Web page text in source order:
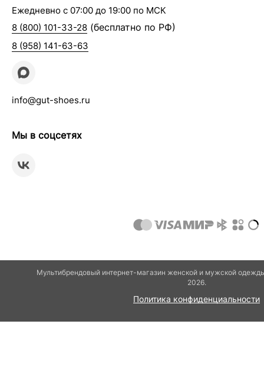
Ежедневно с 07:00 до 19:00 по МСК
8 (800) 101-33-28 (бесплатно по РФ)
8 (958) 141-63-63
info@gut-shoes.ru
Мы в соцсетях
Мультибрендовый интернет-магазин женской и мужской
2026.
Политика конфиденциальности